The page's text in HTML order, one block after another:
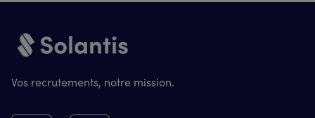
Vos recrutements, notre mission.